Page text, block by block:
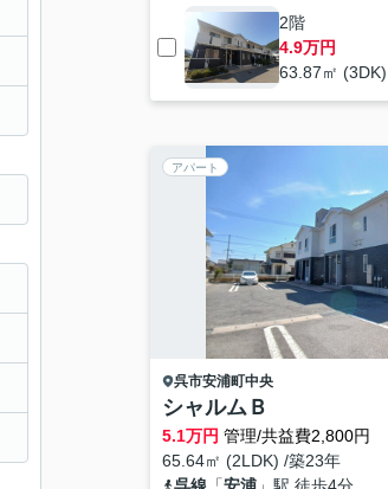
2階
4.9万円
63.87㎡ (3DK)
アパート
呉市安浦町中央
シャルムＢ
5.1万円 管理/共益費2,800円
65.64㎡ (2LDK) /築23年